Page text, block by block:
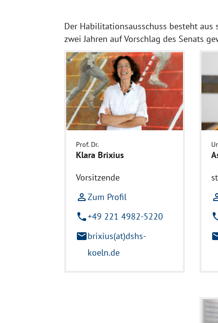
Der Habilitationsausschuss besteht
zwei Jahren auf Vorschlag des Senats
Prof. Dr.
Klara Brixius
Vorsitzende
person_outlineZum Profil
phone+49 221 4982-5220
mailbrixius(at)dshs-
koeln.de